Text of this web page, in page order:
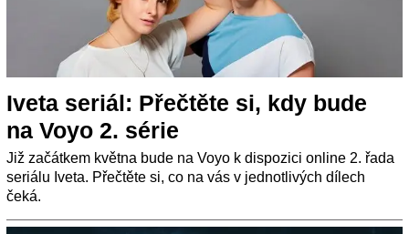
Iveta seriál: Přečtěte si, kdy bude
na Voyo 2. série
Již začátkem května bude na Voyo k dispozici online 2. řada
seriálu Iveta. Přečtěte si, co na vás v jednotlivých dílech
čeká.